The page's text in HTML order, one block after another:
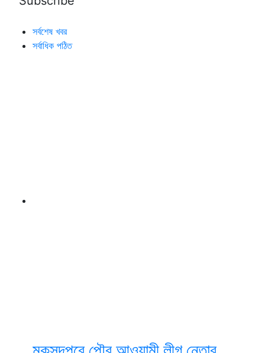
সর্বশেষ খবর
সর্বাধিক পঠিত